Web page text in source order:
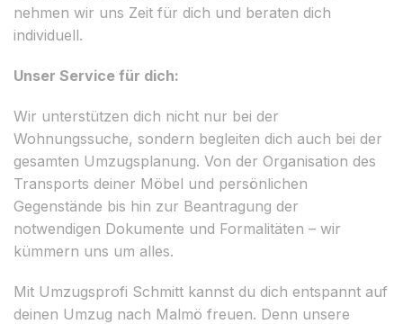
nehmen wir uns Zeit für dich und beraten dich
individuell.
Unser Service für dich:
Wir unterstützen dich nicht nur bei der
Wohnungssuche, sondern begleiten dich auch bei der
gesamten Umzugsplanung. Von der Organisation des
Transports deiner Möbel und persönlichen
Gegenstände bis hin zur Beantragung der
notwendigen Dokumente und Formalitäten – wir
kümmern uns um alles.
Mit Umzugsprofi Schmitt kannst du dich entspannt auf
deinen Umzug nach Malmö freuen. Denn unsere